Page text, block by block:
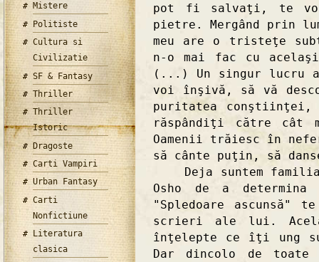
Mistere
Politiste
Cultura si
Civilizatie
SF & Fantasy
Thriller
Thriller
Istoric
Dragoste
Carti Vampiri
Urban Fantasy
Carti
Nonfictiune
Literatura
clasica
pot fi salvaţi, te
pietre. Mergând prin
meu are o tristeţe
n-o mai fac cu acelaşi
(...) Un singur
voi înşivă, să vă
puritatea conştiinţei,
răspândiţi către cât
Oamenii trăiesc în
să cânte puţin, să
Deja suntem
Osho de a
"Spledoare ascunsă"
scrieri ale lui.
înţelepte ce îţi ung
Dar dincolo de